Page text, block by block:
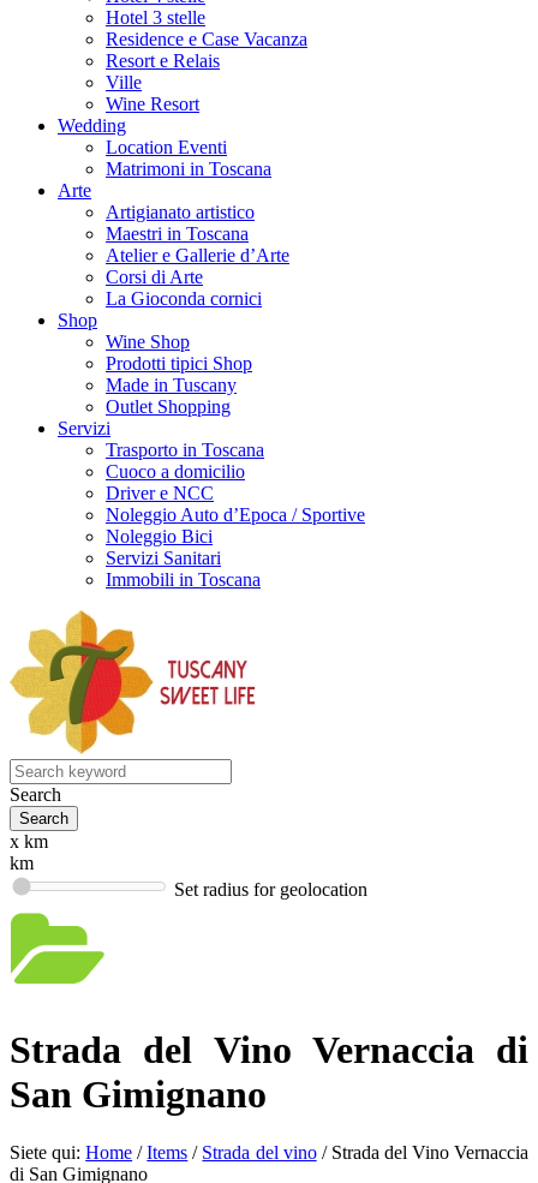
Hotel 3 stelle
Residence e Case Vacanza
Resort e Relais
Ville
Wine Resort
Wedding
Location Eventi
Matrimoni in Toscana
Arte
Artigianato artistico
Maestri in Toscana
Atelier e Gallerie d’Arte
Corsi di Arte
La Gioconda cornici
Shop
Wine Shop
Prodotti tipici Shop
Made in Tuscany
Outlet Shopping
Servizi
Trasporto in Toscana
Cuoco a domicilio
Driver e NCC
Noleggio Auto d’Epoca / Sportive
Noleggio Bici
Servizi Sanitari
Immobili in Toscana
Search
x km
km
Set radius for geolocation
Strada del Vino Vernaccia di
San Gimignano
Siete qui: Home / Items / Strada del vino / Strada del Vino Vernaccia
di San Gimignano